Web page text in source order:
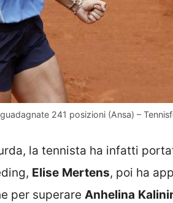
241 posizioni (Ansa) –
la tennista ha infatti
Elise Mertens, poi ha
per superare Anhelina